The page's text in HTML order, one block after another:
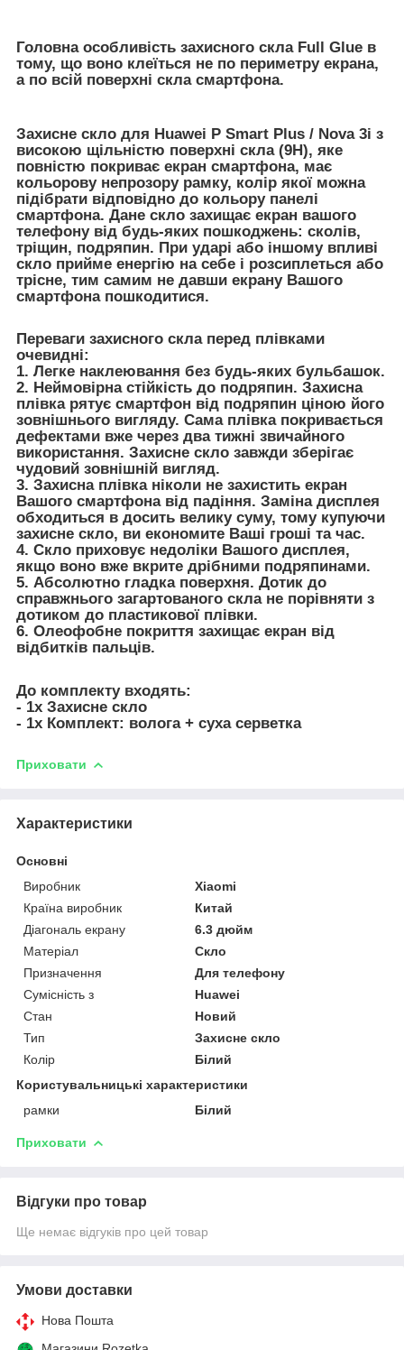
Головна особливість захисного скла Full Glue в
тому, що воно клеїться не по периметру екрана,
а по всій поверхні скла смартфона.
Захисне скло для Huawei P Smart Plus / Nova 3i з
високою щільністю поверхні скла (9H), яке
повністю покриває екран смартфона, має
кольорову непрозору рамку, колір якої можна
підібрати відповідно до кольору панелі
смартфона. Дане скло захищає екран вашого
телефону від будь-яких пошкоджень: сколів,
тріщин, подряпин. При ударі або іншому впливі
скло прийме енергію на себе і розсиплеться або
трісне, тим самим не давши екрану Вашого
смартфона пошкодитися.
Переваги захисного скла перед плівками
очевидні:
1. Легке наклеювання без будь-яких бульбашок.
2. Неймовірна стійкість до подряпин. Захисна
плівка рятує смартфон від подряпин ціною його
зовнішнього вигляду. Сама плівка покривається
дефектами вже через два тижні звичайного
використання. Захисне скло завжди зберігає
чудовий зовнішній вигляд.
3. Захисна плівка ніколи не захистить екран
Вашого смартфона від падіння. Заміна дисплея
обходиться в досить велику суму, тому купуючи
захисне скло, ви економите Ваші гроші та час.
4. Скло приховує недоліки Вашого дисплея,
якщо воно вже вкрите дрібними подряпинами.
5. Абсолютно гладка поверхня. Дотик до
справжнього загартованого скла не порівняти з
дотиком до пластикової плівки.
6. Олеофобне покриття захищає екран від
відбитків пальців.
До комплекту входять:
- 1х Захисне скло
- 1х Комплект: волога + суха серветка
Приховати
Характеристики
Основні
Виробник
Xiaomi
Країна виробник
Китай
Діагональ екрану
6.3 дюйм
Матеріал
Скло
Призначення
Для телефону
Сумісність з
Huawei
Стан
Новий
Тип
Захисне скло
Колір
Білий
Користувальницькі характеристики
рамки
Білий
Приховати
Відгуки про товар
Ще немає відгуків про цей товар
Умови доставки
Нова Пошта